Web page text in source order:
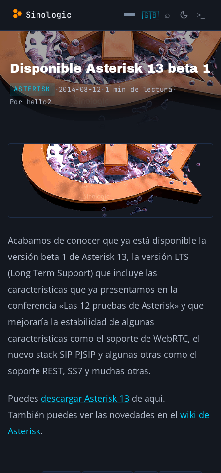
Saltar
contenido
Sinologic 🇬🇧 ⌕ >_
Disponible Asterisk 13 beta 1
ASTERISK · 2014-08-12 · 1 min de lectura·
Por hellc2
Acabamos de conocer que ya está disponible la
versión beta 1 de Asterisk 13, la versión LTS
(Long Term Support) que incluye las
características que ya presentamos en la
conferencia «Las 12 pruebas de Asterisk» y que
mejoraría la estabilidad de algunas
características como el soporte de WebRTC, el
nuevo stack SIP PJSIP y algunas otras como el
soporte REST, SS7 y muchas otras.
Puedes descargar Asterisk 13 de aquí.
También puedes ver las novedades en el wiki de
Asterisk.